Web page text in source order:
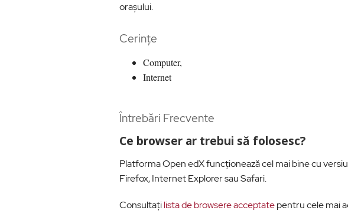
orașului.
Cerințe
Computer,
Internet
Întrebări Frecvente
Ce browser ar trebui să folosesc?
Platforma Open edX funcționează cel mai bine cu
Firefox, Internet Explorer sau Safari.
Consultațilista de browsere acceptatepentru cele mai